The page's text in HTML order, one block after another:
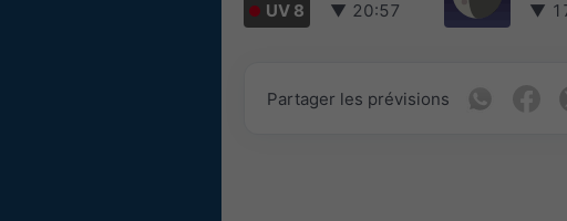
UV 8
▼ 20:57
▼
Partager les prévisions